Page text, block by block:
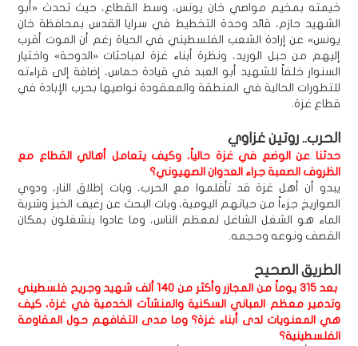
خيمته بمخيم مواصي خان يونس، وسط القطاع، حيث تحدث «أبو
الشهيد حازم، قائد وحدة التخطيط في سرايا القدس بمحافظة خان
يونس» عن إرادة الشعب الفلسطيني في الحياة رغم أن الموت أقرب
إليهم من حبل الوريد، ونظرة أبناء غزة لمباحثات «الدوحة» واختيار
السنوار خلفاً للشهيد أبو العبد في قيادة حماس، إضافة إلى قراءته
للتطورات الحالية في المنطقة والمعقودة نواصيها بحرب الإبادة في
قطاع غزة.
الحرب.. روتين غزاوي
حدثنا عن الوضع في غزة حالياً، وكيف يتعامل أهالي القطاع مع
الظروف الصعبة جراء العدوان الصهيوني؟
يبدو أن أهل غزة قد تأقلموا مع الحرب، وبات إطلاق النار، ودوي
الصواريخ جزءاً من حياتهم اليومية، وبات البحث عن رغيف الخبز وشربة
الماء هو الشغل الشاغل لمعظم الناس، وما عادوا ينشغلون بمكان
القصف ونوعه وحجمه.
الطريق الصحيح
بعد 315 يوماً من المجازر وأكثر من 140 ألف شهيد وجريح فلسطيني
وتدمير معظم المباني السكنية والمنشآت الخدمية في غزة، كيف
هي المعنويات لدى أبناء غزة؟ وما مدى التفافهم حول المقاومة
الفلسطينية؟